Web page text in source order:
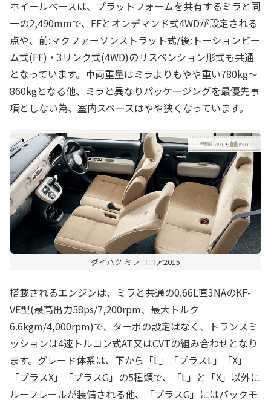
ホイールベースは、プラットフォームを共有するミラと同
一の2,490mmで、FFとオンデマンド式4WDが設定される
点や、前:マクファーソンストラット式/後:トーションビー
ム式(FF)・3リンク式(4WD)のサスペンション形式も共通
となっています。車両重量はミラよりもやや重い780kg～
860kgとなる他、ミラと異なりパッケージングを最優先事
項としない為、室内スペースはやや狭くなっています。
ダイハツ ミラココア2015
搭載されるエンジンは、ミラと共通の0.66L直3NAのKF-
VE型(最高出力58ps/7,200rpm、最大トルク
6.6kgm/4,000rpm)で、ターボの設定はなく、トランスミ
ッションは4速トルコン式AT又はCVTの組み合わせとなり
ます。グレード体系は、下から「L」「プラスL」「X」
「プラスX」「プラスG」の5種類で、「L」と「X」以外に
ルーフレールが装備される他、「プラスG」にはバックモ